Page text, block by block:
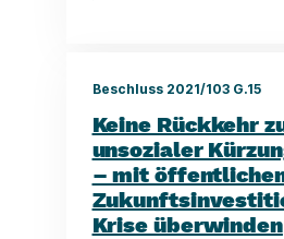
Beschluss 2021/103 G.15
Keine Rückkehr
unsozialer
– mit
Krise überwinden